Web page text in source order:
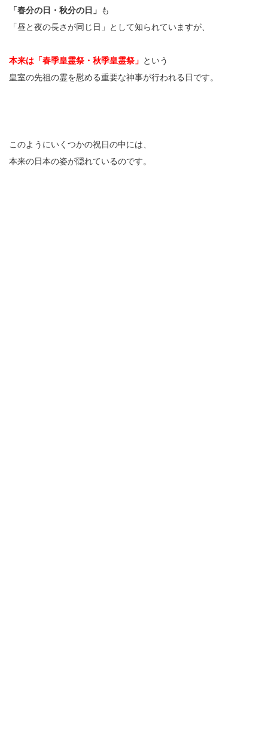
「春分の日・秋分の日」 も
「昼と夜の長さが同じ日」として知られていますが、
本来は「春季皇霊祭・秋季皇霊祭」 という
皇室の先祖の霊を慰める重要な神事が行われる日です。
このようにいくつかの祝日の中には、
本来の日本の姿が隠れているのです。